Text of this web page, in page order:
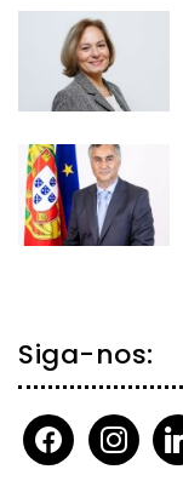
Siga-nos:
facebookinstagram